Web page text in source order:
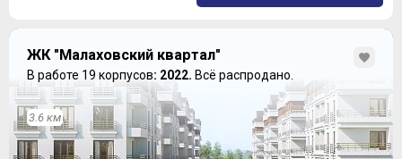
ЖК "Малаховский квартал"
В работе 19 корпусов: 2022. Всё распродано.
3.6 км